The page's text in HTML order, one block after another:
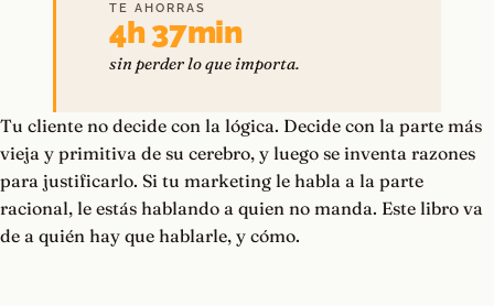
TE AHORRAS
4h 37min
sin perder lo que importa.
Tu cliente no decide con la lógica. Decide con la parte más
vieja y primitiva de su cerebro, y luego se inventa razones
para justificarlo. Si tu marketing le habla a la parte
racional, le estás hablando a quien no manda. Este libro va
de a quién hay que hablarle, y cómo.